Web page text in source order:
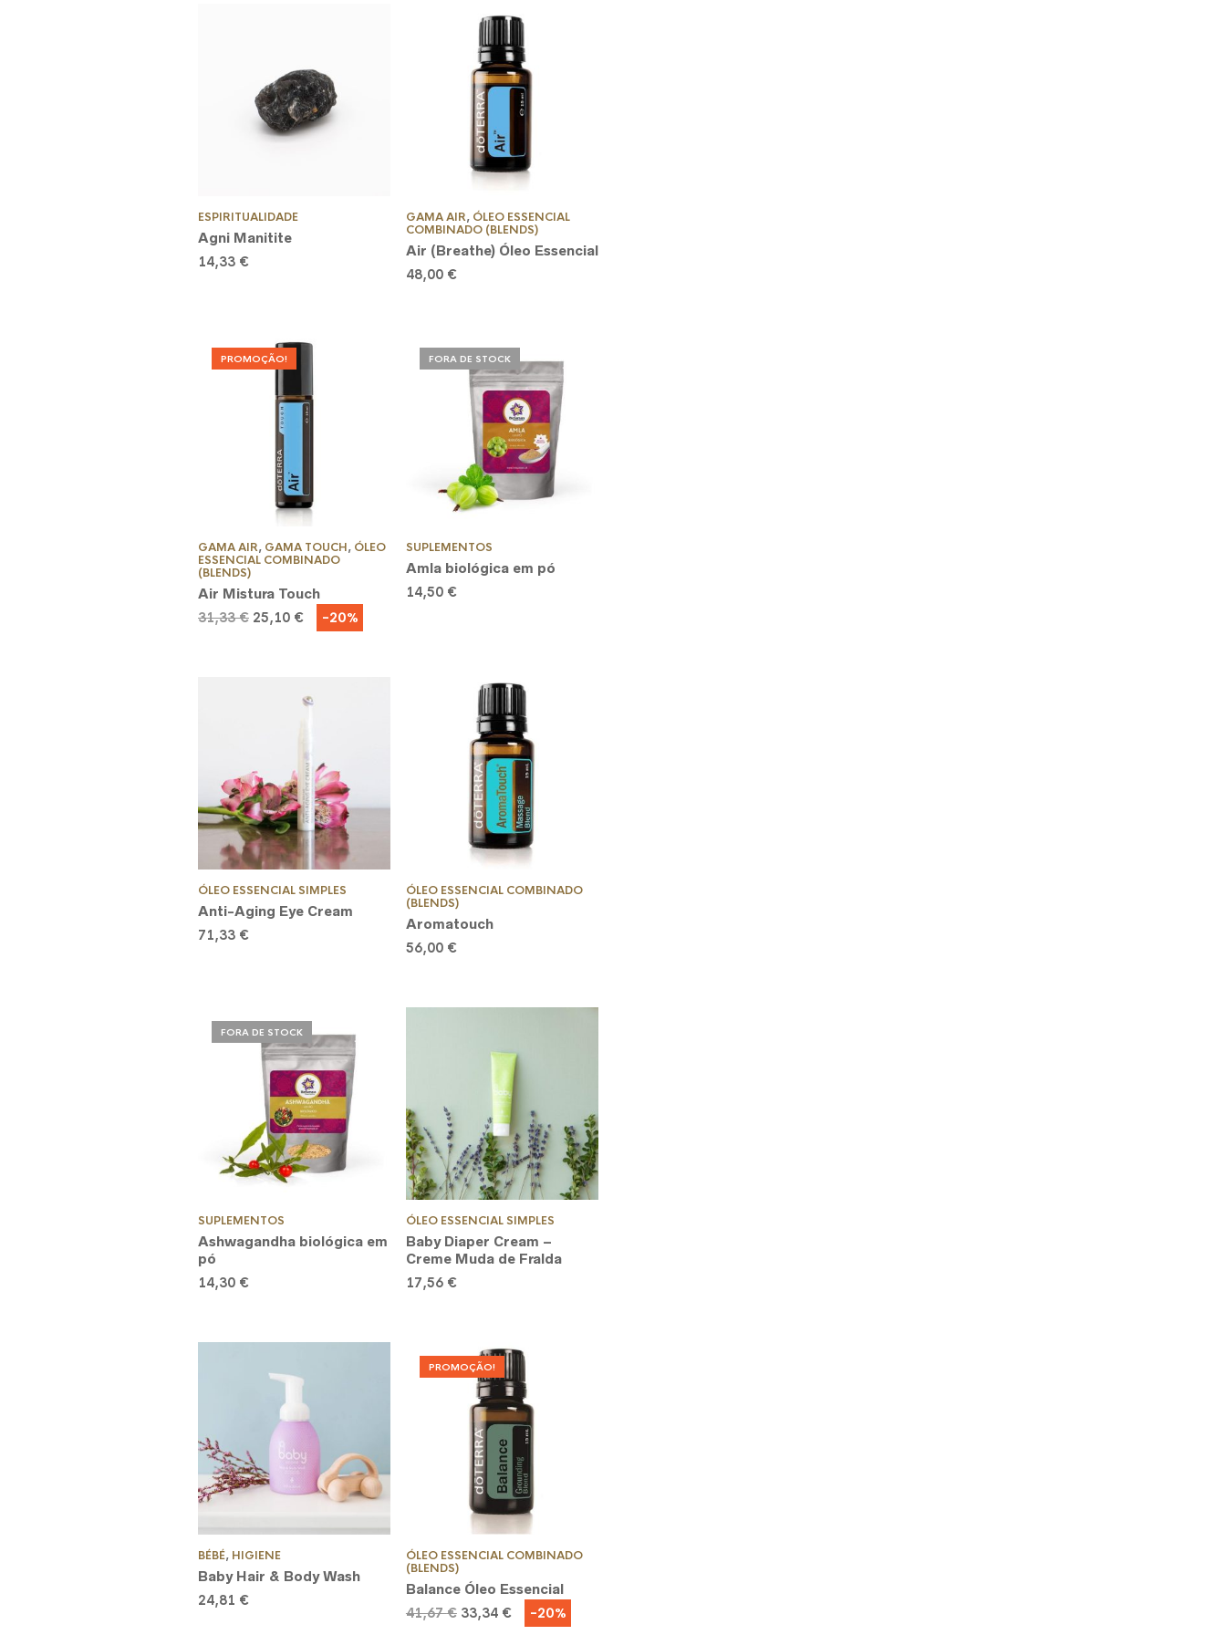
ESPIRITUALIDADE
Agni Manitite
14,33 €
GAMA AIR, ÓLEO ESSENCIAL
COMBINADO (BLENDS)
Air (Breathe) Óleo Essencial
48,00 €
PROMOÇÃO!
GAMA AIR, GAMA TOUCH, ÓLEO
ESSENCIAL COMBINADO
(BLENDS)
Air Mistura Touch
31,33€ O
25,10 €
preço
-20%
FORA DE STOCK
SUPLEMENTOS
Amla biológica em pó
14,50 €
ÓLEO ESSENCIAL SIMPLES
Anti-Aging Eye Cream
71,33 €
ÓLEO ESSENCIAL COMBINADO
(BLENDS)
Aromatouch
56,00 €
FORA DE STOCK
SUPLEMENTOS
Ashwagandha biológica em
pó
14,30 €
ÓLEO ESSENCIAL SIMPLES
Baby Diaper Cream –
Creme Muda de Fralda
17,56 €
BÉBÉ, HIGIENE
Baby Hair & Body Wash
24,81 €
PROMOÇÃO!
ÓLEO ESSENCIAL COMBINADO
(BLENDS)
Balance Óleo Essencial
41,67€ O
33,34 €O
preço
-20%